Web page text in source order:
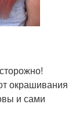
окрашивания
и сами